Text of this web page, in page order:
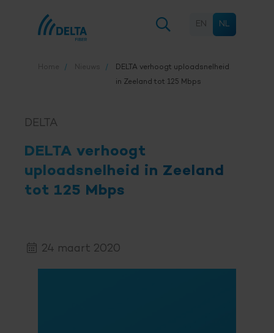
EN NL
Home Nieuws
DELTA verhoogt uploadsnelheid
in Zeeland tot 125 Mbps
DELTA
DELTA verhoogt
uploadsnelheid in Zeeland
tot 125 Mbps
24 maart 2020